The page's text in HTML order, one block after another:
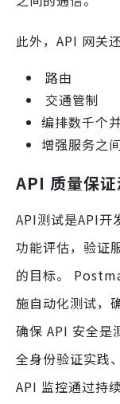
此外，API 网关
路由
交通管制
编排数千个
增强服务之
API 质量保证
API测试是API开
功能评估，验证
的目标。
施自动化测试，
确保 API 安全是
全身份验证实践
API 监控通过持